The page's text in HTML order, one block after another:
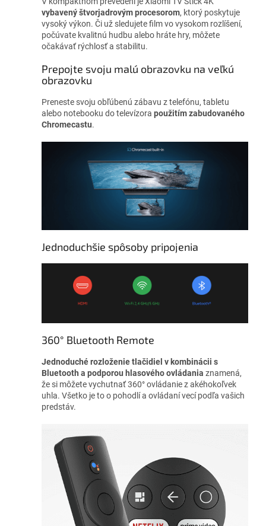
vybavený štvorjadrovým procesorom, ktorý poskytuje
vysoký výkon. Či už sledujete film vo vysokom rozlíšení,
počúvate kvalitnú hudbu alebo hráte hry, môžete
očakávať rýchlosť a stabilitu.
Prepojte svoju malú obrazovku na veľkú
obrazovku
Preneste svoju obľúbenú zábavu z telefónu, tabletu
alebo notebooku do televízora použitím zabudovaného
Chromecastu.
Jednoduchšie spôsoby pripojenia
360° Bluetooth Remote
Jednoduché rozloženie tlačidiel v kombinácii s
Bluetooth a podporou hlasového ovládania znamená,
že si môžete vychutnať 360° ovládanie z akéhokoľvek
uhla. Všetko je to o pohodlí a ovládaní vecí podľa vašich
predstáv.